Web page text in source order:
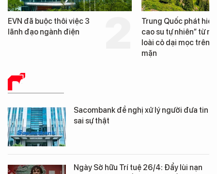
EVN đã buộc thôi việc 3
lãnh đạo ngành điện
Trung Quốc phát hiện
cao su tự nhiên” từ
loài cỏ dại mọc trên
mặn
BÁO CHÍ SỐ
Sacombank đề nghị xử lý người đưa tin
sai sự thật
Ngày Sở hữu Trí tuệ 26/4: Đẩy lùi nạn